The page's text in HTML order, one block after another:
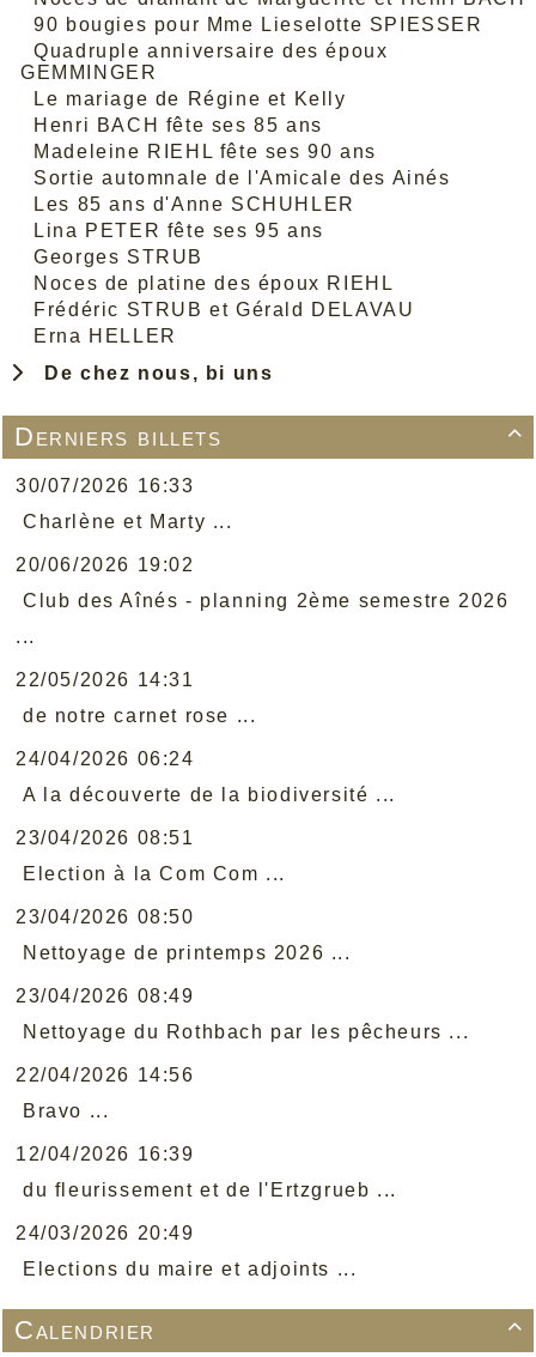
90 bougies pour Mme Lieselotte SPIESSER
Quadruple anniversaire des époux
GEMMINGER
Le mariage de Régine et Kelly
Henri BACH fête ses 85 ans
Madeleine RIEHL fête ses 90 ans
Sortie automnale de l'Amicale des Ainés
Les 85 ans d'Anne SCHUHLER
Lina PETER fête ses 95 ans
Georges STRUB
Noces de platine des époux RIEHL
Frédéric STRUB et Gérald DELAVAU
Erna HELLER
De chez nous, bi uns

Derniers billets
30/07/2026 16:33
Charlène et Marty ...
20/06/2026 19:02
Club des Aînés - planning 2ème semestre 2026
...
22/05/2026 14:31
de notre carnet rose ...
24/04/2026 06:24
A la découverte de la biodiversité ...
23/04/2026 08:51
Election à la Com Com ...
23/04/2026 08:50
Nettoyage de printemps 2026 ...
23/04/2026 08:49
Nettoyage du Rothbach par les pêcheurs ...
22/04/2026 14:56
Bravo ...
12/04/2026 16:39
du fleurissement et de l'Ertzgrueb ...
24/03/2026 20:49
Elections du maire et adjoints ...

Calendrier